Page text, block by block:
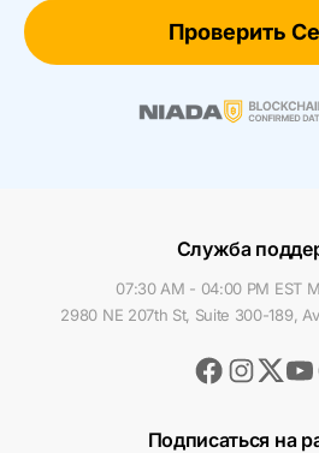
Проверить
Служба
07:30 AM - 04:00 PM EST
2980 NE 207th St, Suite 300-189,
Facebook
Instagram
Twitter
Подписаться на